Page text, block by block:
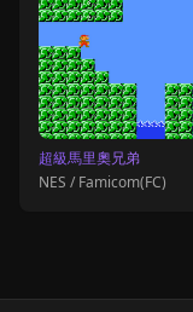
超級馬里奧兄弟
NES / Famicom(FC)